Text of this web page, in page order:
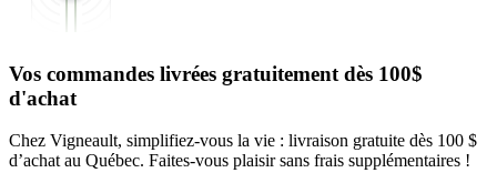
Vos commandes livrées gratuitement dès 100$
d'achat
Chez Vigneault, simplifiez-vous la vie : livraison gratuite dès 100 $
d’achat au Québec. Faites-vous plaisir sans frais supplémentaires !